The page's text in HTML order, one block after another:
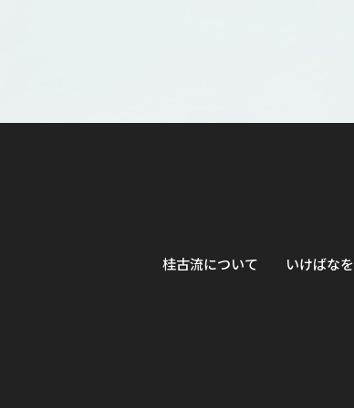
桂古流について いけばな